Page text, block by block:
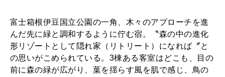
富士箱根伊豆国立公園の一角、木々のアプローチを進
んだ先に緑と調和するように佇む宿。〝森の中の進化
形リゾートとして隠れ家（リトリート）になれば〞と
の思いがこめられている。3棟ある客室はどこも、目の
前に森の緑が広がり、葉を揺らす風を肌で感じ、鳥の